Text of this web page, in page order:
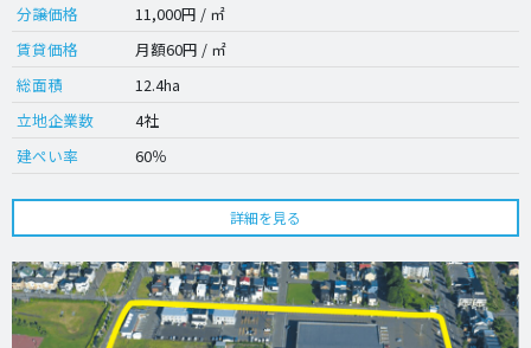
分譲価格
11,000円 / ㎡
賃貸価格
月額60円 / ㎡
総面積
12.4ha
立地企業数
4社
建ぺい率
60％
詳細を見る